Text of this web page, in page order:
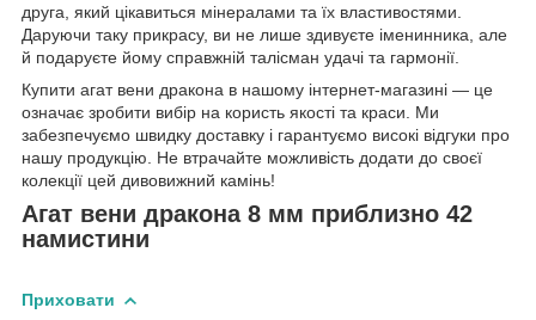
друга, який цікавиться мінералами та їх властивостями.
Даруючи таку прикрасу, ви не лише здивуєте іменинника, але
й подаруєте йому справжній талісман удачі та гармонії.
Купити агат вени дракона в нашому інтернет-магазині — це
означає зробити вибір на користь якості та краси. Ми
забезпечуємо швидку доставку і гарантуємо високі відгуки про
нашу продукцію. Не втрачайте можливість додати до своєї
колекції цей дивовижний камінь!
Агат вени дракона 8 мм приблизно 42
намистини
Приховати